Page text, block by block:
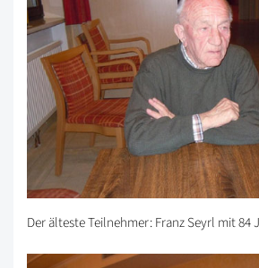
Der älteste Teilnehmer: Franz Seyrl mit 84